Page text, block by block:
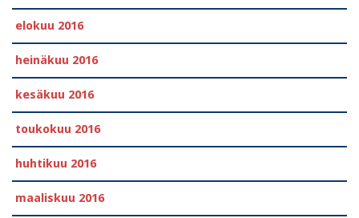
elokuu 2016
heinäkuu 2016
kesäkuu 2016
toukokuu 2016
huhtikuu 2016
maaliskuu 2016